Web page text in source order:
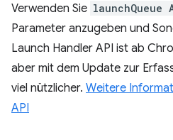
Verwenden Sie launchQueue
Parameter anzugeben und
Launch Handler API ist ab
aber mit dem Update zur
viel nützlicher. Weitere
API